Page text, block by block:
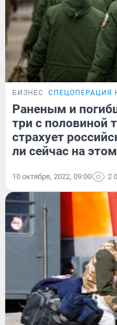
БИЗНЕС СПЕЦОПЕРАЦИЯ
Раненым и
три с половиной
страхует
ли сейчас на
10 октября, 2022, 09:00 2